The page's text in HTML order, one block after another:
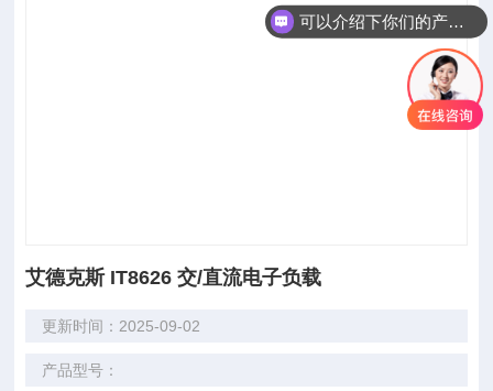
艾德克斯 IT8626 交/直流电子负载
更新时间：2025-09-02
产品型号：
可以介绍下你们的产品么